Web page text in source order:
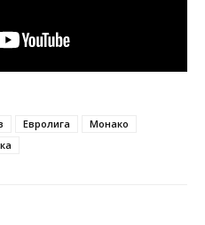
Евролига
Монако